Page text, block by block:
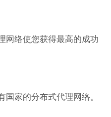
网络使您获得最高的成功
国家的分布式代理网络。